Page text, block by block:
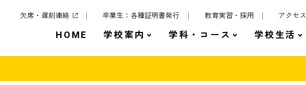
欠席・遅刻連絡 卒業生：各種証明書発行 教育実習・採用 アクセス
HOME 学校案内 学科・コース 学校生活